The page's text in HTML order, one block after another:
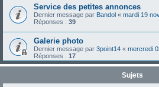
Service des petites annonces
Dernier message par Bandol « mardi 19
Réponses : 39
Galerie photo
Dernier message par 3point14 « mercredi
Réponses : 17
Sujets